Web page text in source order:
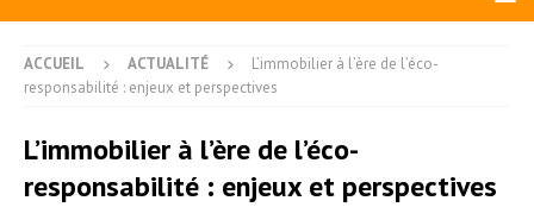
ACCUEIL ACTUALITÉ
L’immobilier à l’ère de l’éco-
responsabilité : enjeux et perspectives
L’immobilier à l’ère de l’éco-
responsabilité : enjeux et perspectives